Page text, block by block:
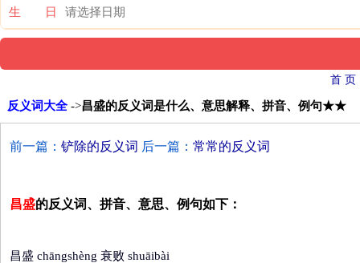
生 日
首 页
反义词大全 ->昌盛的反义词是什么、意思解释、拼音、例句★★
前一篇： 铲除的反义词 后一篇： 常常的反义词
昌盛的反义词、拼音、意思、例句如下：
昌盛 chāngshèng 衰败 shuāibài